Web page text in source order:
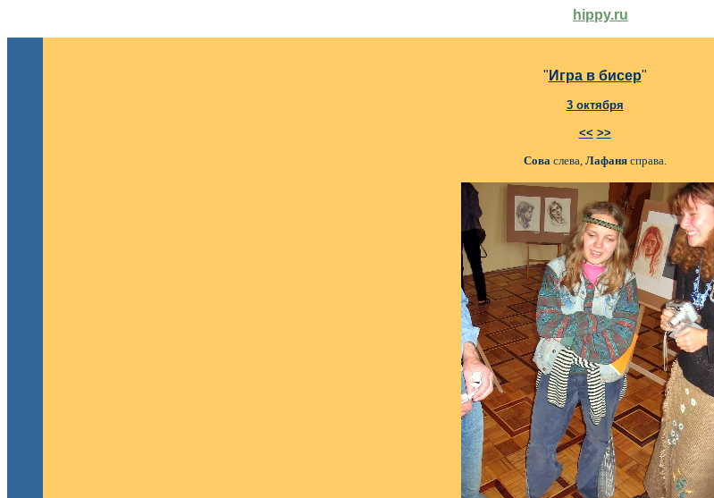
hippy.ru
" Игра в бисер"
3 октября
<< >>
Соваслева,Лафанясправа.